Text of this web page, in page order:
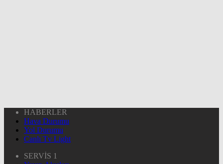
HABERLER
Hava Durumu
Yol Durumu
Canlı Tv Light
SERVİS 1